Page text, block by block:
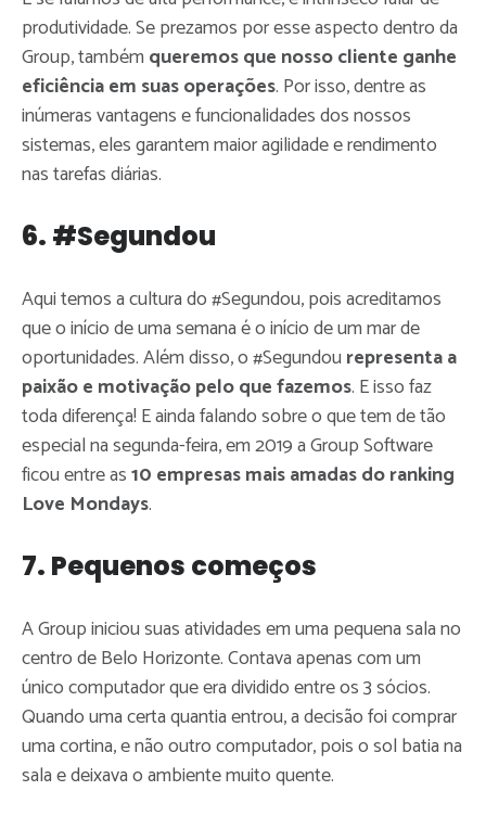
produtividade. Se prezamos por esse aspecto dentro da
Group, também queremos que nosso cliente ganhe
eficiência em suas operações. Por isso, dentre as
inúmeras vantagens e funcionalidades dos nossos
sistemas, eles garantem maior agilidade e rendimento
nas tarefas diárias.
6. #Segundou
Aqui temos a cultura do #Segundou, pois acreditamos
que o início de uma semana é o início de um mar de
oportunidades. Além disso, o #Segundou representa a
paixão e motivação pelo que fazemos. E isso faz
toda diferença! E ainda falando sobre o que tem de tão
especial na segunda-feira, em 2019 a Group Software
ficou entre as10 empresas mais amadas do ranking
Love Mondays.
7. Pequenos começos
A Group iniciou suas atividades em uma pequena sala no
centro de Belo Horizonte. Contava apenas com um
único computador que era dividido entre os 3 sócios.
Quando uma certa quantia entrou, a decisão foi comprar
uma cortina, e não outro computador, pois o sol batia na
sala e deixava o ambiente muito quente.